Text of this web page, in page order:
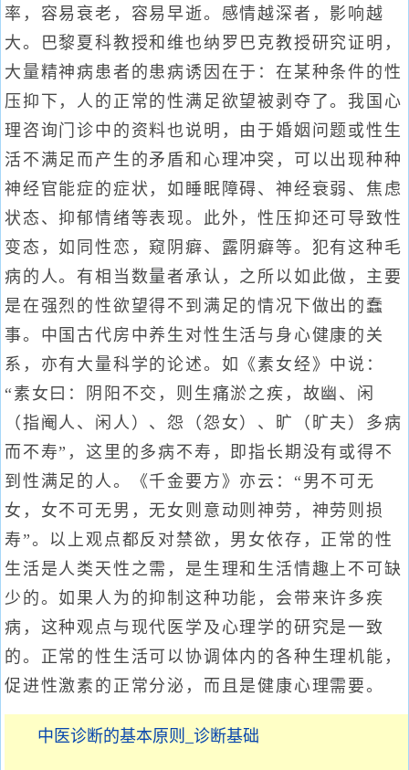
率，容易衰老，容易早逝。感情越深者，影响越
大。巴黎夏科教授和维也纳罗巴克教授研究证明，
大量精神病患者的患病诱因在于：在某种条件的性
压抑下，人的正常的性满足欲望被剥夺了。我国心
理咨询门诊中的资料也说明，由于婚姻问题或性生
活不满足而产生的矛盾和心理冲突，可以出现种种
神经官能症的症状，如睡眠障碍、神经衰弱、焦虑
状态、抑郁情绪等表现。此外，性压抑还可导致性
变态，如同性恋，窥阴癖、露阴癖等。犯有这种毛
病的人。有相当数量者承认，之所以如此做，主要
是在强烈的性欲望得不到满足的情况下做出的蠢
事。中国古代房中养生对性生活与身心健康的关
系，亦有大量科学的论述。如《素女经》中说：
“素女曰：阴阳不交，则生痛淤之疾，故幽、闲
（指阉人、闲人）、怨（怨女）、旷（旷夫）多病
而不寿”，这里的多病不寿，即指长期没有或得不
到性满足的人。《千金要方》亦云：“男不可无
女，女不可无男，无女则意动则神劳，神劳则损
寿”。以上观点都反对禁欲，男女依存，正常的性
生活是人类天性之需，是生理和生活情趣上不可缺
少的。如果人为的抑制这种功能，会带来许多疾
病，这种观点与现代医学及心理学的研究是一致
的。正常的性生活可以协调体内的各种生理机能，
促进性激素的正常分泌，而且是健康心理需要。
中医诊断的基本原则_诊断基础